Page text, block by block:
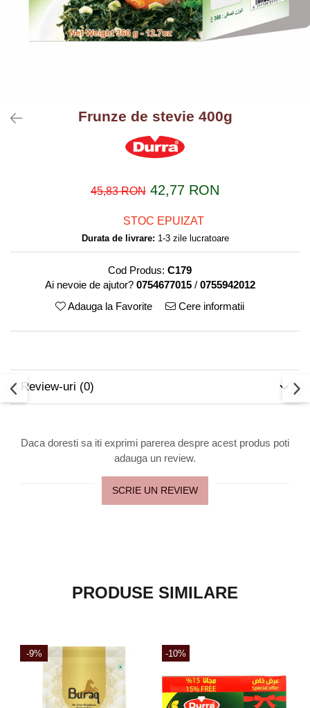
Frunze de stevie 400g
45,83 RON 42,77 RON
STOC EPUIZAT
Durata de livrare: 1-3 zile lucratoare
Cod Produs: C179
Ai nevoie de ajutor? 0754677015 / 0755942012
Adauga la Favorite
Cere informatii
Review-uri (0)
Daca doresti sa iti exprimi parerea despre acest produs poti
adauga un review.
SCRIE UN REVIEW
PRODUSE SIMILARE
-9% -10%